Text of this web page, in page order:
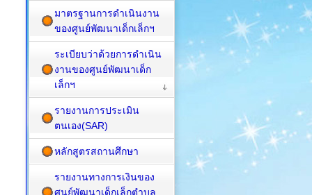
มาตรฐานการดำเนินงาน
ของศูนย์พัฒนาเด็กเล็กฯ
ระเบียบว่าด้วยการดำเนิน
งานของศูนย์พัฒนาเด็ก
เล็กฯ
รายงานการประเมิน
ตนเอง(SAR)
หลักสูตรสถานศึกษา
รายงานทางการเงินของ
ศูนย์พัฒนาเด็กเล็กตำบล